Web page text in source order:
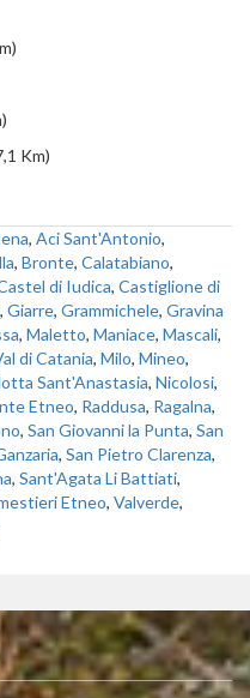
Km)
, Aci Sant'Antonio,
, Bronte, Calatabiano,
di Iudica, Castiglione di
, Giarre, Grammichele, Gravina
, Maletto, Maniace, Mascali,
di Catania, Milo, Mineo,
Sant'Anastasia, Nicolosi,
Etneo, Raddusa, Ragalna,
, San Giovanni la Punta, San
, San Pietro Clarenza,
, Sant'Agata Li Battiati,
Etneo, Valverde,